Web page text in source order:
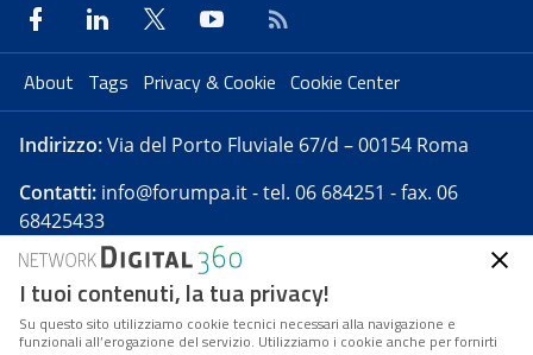
About Tags Privacy & Cookie Cookie Center
Indirizzo:Via del Porto Fluviale 67/d – 00154 Roma
Contatti: info@forumpa.it- tel. 06 684251 - fax. 06
68425433
Forumpa.itè una pubblicazione telematica iscritta
presso Registro della stampa del Tribunale di Roma -
Reg. n. 182 del 2 maggio 2008 - Direttore resp. Michela
I tuoi contenuti, la tua privacy!
Su questo sito utilizziamo cookie tecnici necessari alla navigazione e
funzionali all’erogazione del servizio. Utilizziamo i cookie anche per fornirti